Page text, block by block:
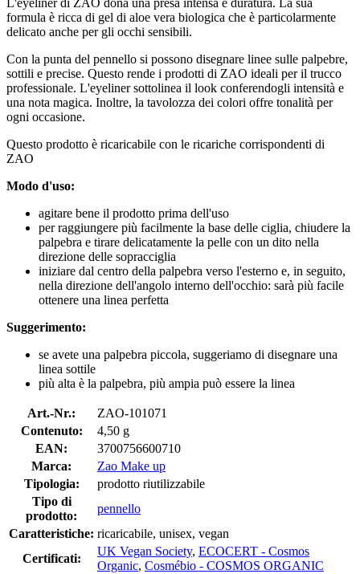
formula è ricca di gel di aloe vera biologica che è particolarmente
delicato anche per gli occhi sensibili.
Con la punta del pennello si possono disegnare linee sulle palpebre,
sottili e precise. Questo rende i prodotti di ZAO ideali per il trucco
professionale. L'eyeliner sottolinea il look conferendogli intensità e
una nota magica. Inoltre, la tavolozza dei colori offre tonalità per
ogni occasione.
Questo prodotto è ricaricabile con le ricariche corrispondenti di
ZAO
Modo d'uso:
agitare bene il prodotto prima dell'uso
per raggiungere più facilmente la base delle ciglia, chiudere la
palpebra e tirare delicatamente la pelle con un dito nella
direzione delle sopracciglia
iniziare dal centro della palpebra verso l'esterno e, in seguito,
nella direzione dell'angolo interno dell'occhio: sarà più facile
ottenere una linea perfetta
Suggerimento:
se avete una palpebra piccola, suggeriamo di disegnare una
linea sottile
più alta è la palpebra, più ampia può essere la linea
Art.-Nr.:
ZAO-101071
Contenuto:
4,50 g
EAN:
3700756600710
Marca:
Zao Make up
Tipologia:
prodotto riutilizzabile
Tipo di
prodotto:
pennello
Caratteristiche: ricaricabile, unisex, vegan
Certificati:
UK Vegan Society, ECOCERT - Cosmos
Organic, Cosmébio - COSMOS ORGANIC